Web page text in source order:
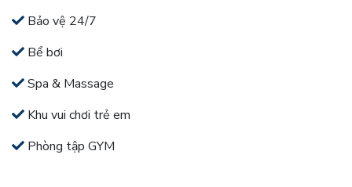
Bảo vệ 24/7
Bể bơi
Spa & Massage
Khu vui chơi trẻ em
Phòng tập GYM